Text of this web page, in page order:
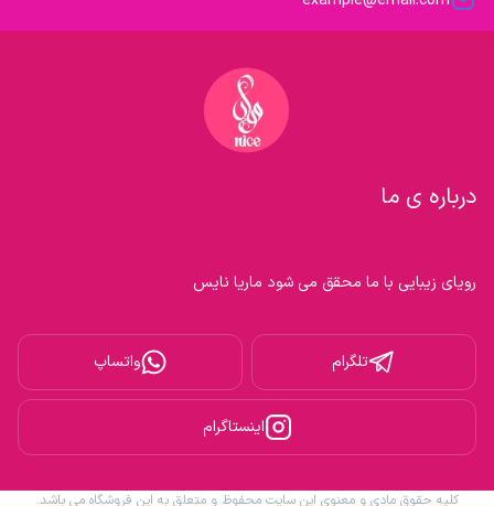
درباره ی ما
رویای زیبایی با ما محقق می شود ماریا نایس
تلگرام واتساپ
اینستاگرام
کلیه حقوق مادی و معنوی این سایت محفوظ و متعلق به این فروشگاه می باشد.